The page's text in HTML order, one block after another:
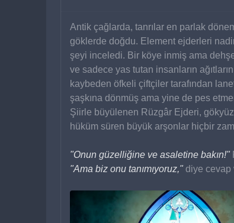
Antik çağlarda, tanrılar en parlak
göklerde doğdu. Element ejderleri
şeyi inceledi. Bir köye inmiş ama
ve sadece yas tutan insanların
kaybeden öfkeli çiftçiler tarafından
şaşkına dönmüş ama yine de pes
Şiirle büyülenen Rüzgâr Ejderi,
hüküm süren büyük arşonlar hiçbir
"Onun güzelliğine ve asaletine bakın!"
"Ama biz onu tanımıyoruz," diye cevap